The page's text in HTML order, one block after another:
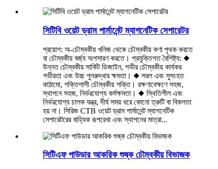
সিটিবি ওয়েট ড্রাম পার্মানেন্ট ম্যাগনেটিক সেপারেটর
প্রয়োগ: অ-চৌম্বকীয় খনিজ থেকে চৌম্বকীয় কণা পৃথক করতে
বা চৌম্বকীয় বর্জ্য অপসারণ করতে। প্রযুক্তিগত বৈশিষ্ট্য: ◆
উন্নত চৌম্বকীয় সার্কিট ডিজাইন, গভীর চৌম্বকীয় কার্যকর
গভীরতা এবং উচ্চ পুনরুদ্ধার ক্ষমতা। ◆ সরল এবং সুসংহত
কাঠামো, শক্তিশালী চৌম্বকীয় শক্তি। রক্ষণাবেক্ষণে সহজ,
স্থাপনে সহজ, নির্ভরযোগ্য কর্মক্ষমতা। ◆ স্থিতিশীল এবং
নির্ভরযোগ্য চালক যন্ত্র, দীর্ঘ সময় ধরে কোনো ত্রুটি বা বিকলতা
হয় না। সিরিজ CTB ওয়েট ড্রাম পার্মানেন্ট ম্যাগনেটিক
সেপারেটরের বাহ্যিক রূপরেখা এবং স্থাপনের মাত্রা...
সিটিএফ পাউডার আকরিক শুষ্ক চৌম্বকীয় বিভাজক